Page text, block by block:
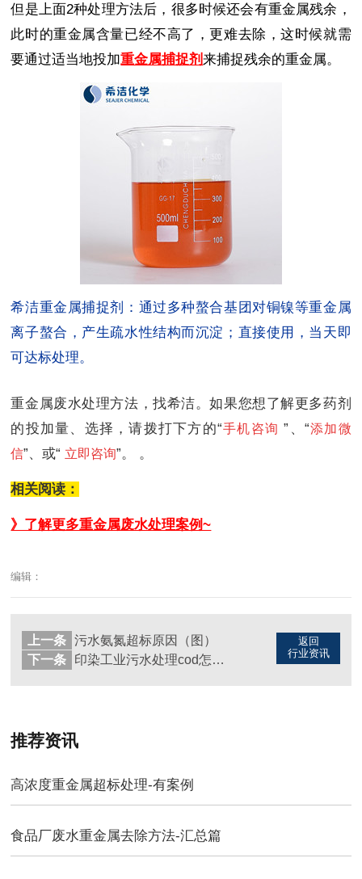
但是上面2种处理方法后，很多时候还会有重金属残余，
此时的重金属含量已经不高了，更难去除，这时候就需
要通过适当地投加重金属捕捉剂来捕捉残余的重金属。
希洁重金属捕捉剂：通过多种螯合基团对铜镍等重金属
离子螯合，产生疏水性结构而沉淀；直接使用，当天即
可达标处理。
重金属废水处理方法，找希洁。如果您想了解更多药剂
的投加量、选择，请拨打下方的“手机咨询 ”、“添加微
信”、或“ 立即咨询”。 。
相关阅读：
》了解更多重金属废水处理案例~
编辑：
返回
行业资讯
上一条
污水氨氮超标原因（图）
下一条
印染工业污水处理cod怎么降低（图）
推荐资讯
高浓度重金属超标处理-有案例
食品厂废水重金属去除方法-汇总篇